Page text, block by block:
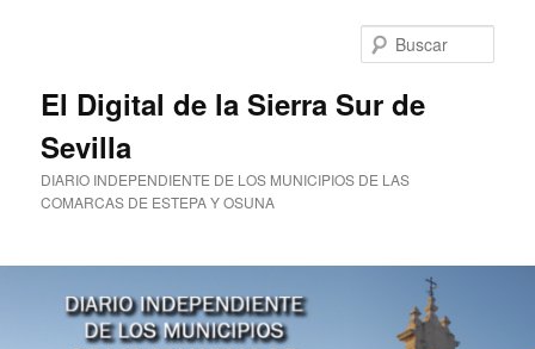
El Digital de la Sierra Sur de
Sevilla
DIARIO INDEPENDIENTE DE LOS MUNICIPIOS DE LAS
COMARCAS DE ESTEPA Y OSUNA